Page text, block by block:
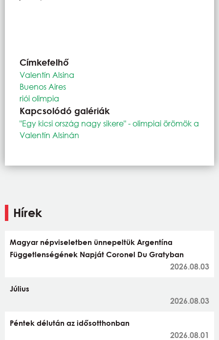
Címkefelhő
Valentín Alsina
Buenos Aires
riói olimpia
Kapcsolódó galériák
"Egy kicsi ország nagy sikere" - olimpiai örömök a
Valentín Alsinán
Hírek
Magyar népviseletben ünnepeltük Argentína
Függetlenségének Napját Coronel Du Gratyban
2026.08.03
Július
2026.08.03
Péntek délután az idősotthonban
2026.08.01